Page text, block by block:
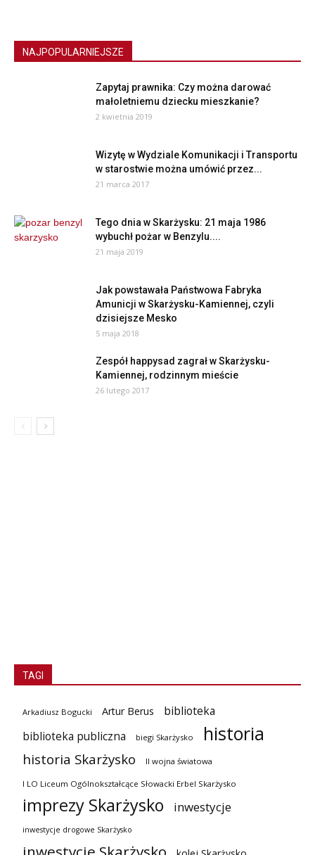
NAJPOPULARNIEJSZE
Zapytaj prawnika: Czy można darować
małoletniemu dziecku mieszkanie?
2 kwietnia 2019
Wizytę w Wydziale Komunikacji i Transportu
w starostwie można umówić przez...
21 marca 2017
Tego dnia w Skarżysku: 21 maja 1986
wybuchł pożar w Benzylu....
21 maja 2019
Jak powstawała Państwowa Fabryka
Amunicji w Skarżysku-Kamiennej, czyli
dzisiejsze Mesko
5 maja 2018
Zespół happysad zagrał w Skarżysku-
Kamiennej, rodzinnym mieście
26 lutego 2017
TAGI
Arkadiusz Bogucki Artur Berus
biblioteka
biblioteka publiczna
biegi Skarżysko historia
historia Skarżysko II wojna światowa
I LO Liceum Ogólnokształcące Słowacki Erbel Skarżysko
imprezy Skarżysko inwestycje
inwestycje drogowe Skarżysko